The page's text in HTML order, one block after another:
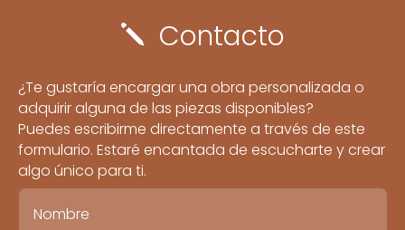
j Contacto
¿Te gustaría encargar una obra personalizada o
adquirir alguna de las piezas disponibles?
Puedes escribirme directamente a través de este
formulario. Estaré encantada de escucharte y crear
algo único para ti.